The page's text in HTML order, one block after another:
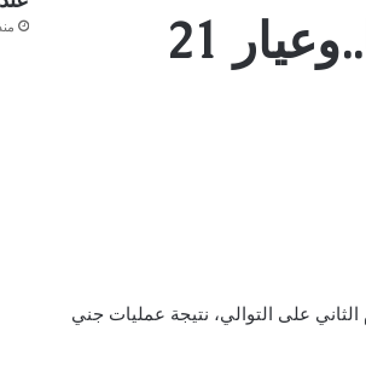
الذهب يفقد 8 دولارات عالميًا..وعيار 21
الثاني على التوالي، نتيجة عمليات جني
منذ 7